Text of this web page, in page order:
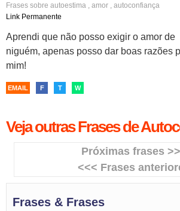
Frases sobre autoestima , amor , autoconfiança
Link Permanente
Aprendi que não posso exigir o amor de
niguém, apenas posso dar boas razões
mim!
EMAIL F T W
Veja outras Frases de
Próximas frases
<<< Frases
Frases & Frases